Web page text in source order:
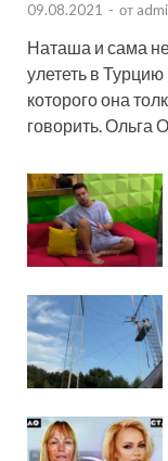
09.08.2021 - от
Наташа и сама не
улететь в
которого она
говорить. Ольга